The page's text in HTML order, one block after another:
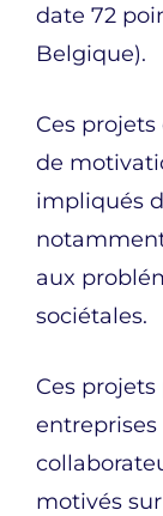
date 72
Belgique).
Ces
de
impliqués
aux
sociétales.
Ces
entreprises
motivés